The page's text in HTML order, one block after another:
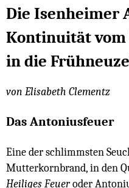
Die Isenheimer
Kontinuität
in die
von Elisabeth Clementz
Das Antoniusfeuer
Eine der schlimmsten
Mutterkornbrand, in den
Heiliges Feuer oder